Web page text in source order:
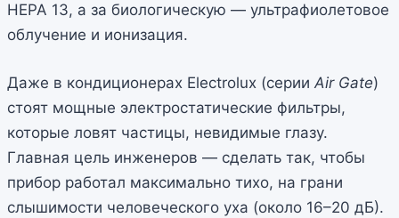
HEPA 13, а за биологическую — ультрафиолетовое
облучение и ионизация.
Даже в кондиционерах Electrolux (серии Air Gate)
стоят мощные электростатические фильтры,
которые ловят частицы, невидимые глазу.
Главная цель инженеров — сделать так, чтобы
прибор работал максимально тихо, на грани
слышимости человеческого уха (около 16–20 дБ).